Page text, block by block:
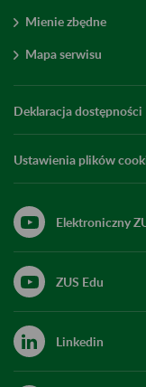
Mienie zbędne
Mapa serwisu
Deklaracja dostępności
Ustawienia plików
Elektroniczny
ZUS Edu
Linkedin